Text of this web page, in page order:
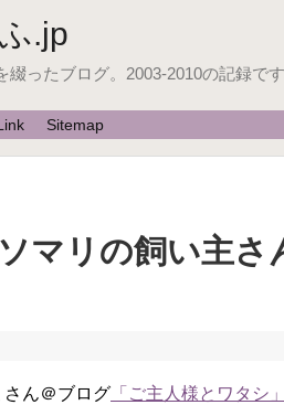
.jp
ったブログ。2003-2010の記録です
Sitemap
マリの飼い主さ
ん＠ブログ 「ご主人様とワタシ」